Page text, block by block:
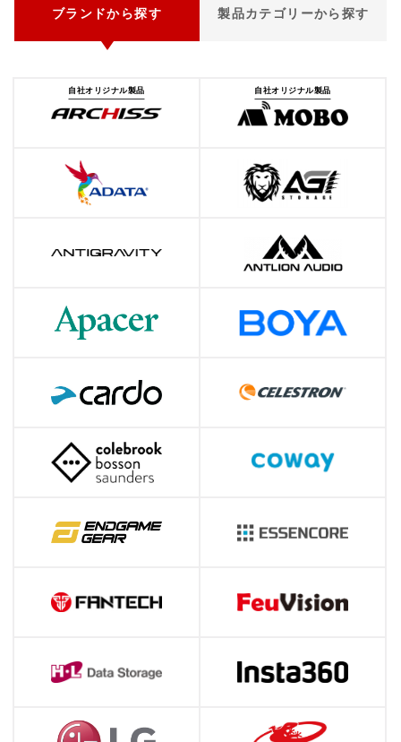
ブランドから探す 製品カテゴリーから探す
自社オリジナル製品 自社オリジナル製品